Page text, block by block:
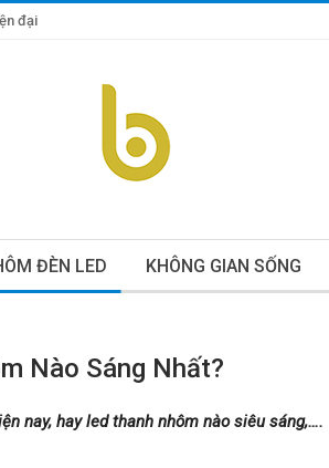
đại
ĐÈN LED KHÔNG GIAN SỐNG
Nào Sáng Nhất?
nay, hay led thanh nhôm nào siêu sáng,….